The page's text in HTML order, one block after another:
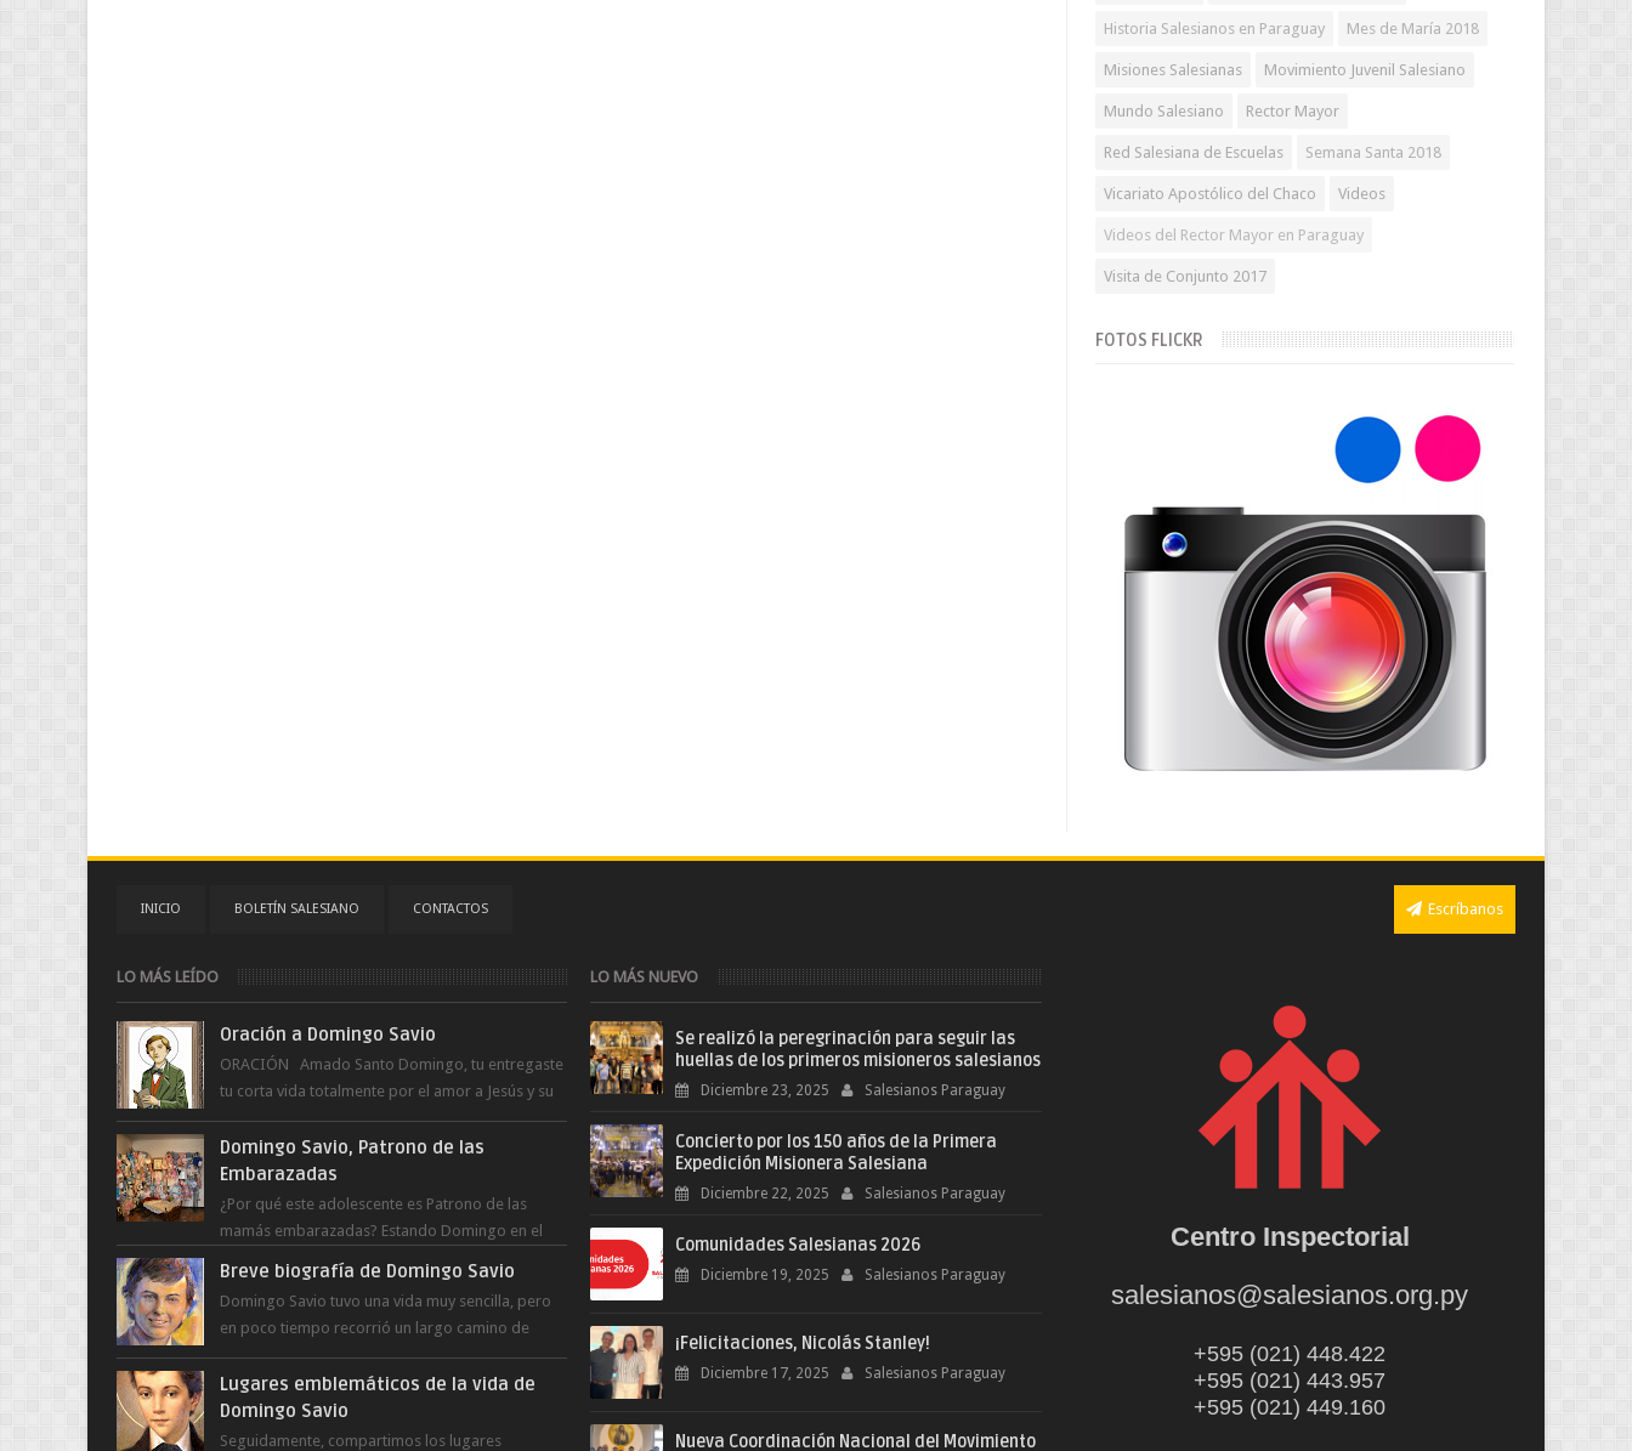
Historia Salesianos en Paraguay Mes de María 2018
Misiones Salesianas Movimiento Juvenil Salesiano
Mundo Salesiano Rector Mayor
Red Salesiana de Escuelas Semana Santa 2018
Vicariato Apostólico del Chaco Videos
Videos del Rector Mayor en Paraguay
Visita de Conjunto 2017
FOTOS FLICKR
INICIO BOLETÍN SALESIANO CONTACTOS Escríbanos
LO MÁS LEÍDO
Oración a Domingo Savio
ORACIÓN Amado Santo Domingo, tu entregaste
tu corta vida totalmente por el amor a Jesús y su
Madre. Ayuda hoy a la juventud para ...
Domingo Savio, Patrono de las
Embarazadas
¿Por qué este adolescente es Patrono de las
mamás embarazadas? Estando Domingo en el
Oratorio en Turín, un día le pide a Don Bosco...
Breve biografía de Domingo Savio
Domingo Savio tuvo una vida muy sencilla, pero
en poco tiempo recorrió un largo camino de
santidad, obra maestra del Espíritu Santo y fr...
Lugares emblemáticos de la vida de
Domingo Savio
Seguidamente, compartimos los lugares
LO MÁS NUEVO
Se realizó la peregrinación para seguir las
huellas de los primeros misioneros salesianos
Diciembre 23, 2025 Salesianos Paraguay
Concierto por los 150 años de la Primera
Expedición Misionera Salesiana
Diciembre 22, 2025 Salesianos Paraguay
Comunidades Salesianas 2026
Diciembre 19, 2025 Salesianos Paraguay
¡Felicitaciones, Nicolás Stanley!
Diciembre 17, 2025 Salesianos Paraguay
Nueva Coordinación Nacional del Movimiento
Centro Inspectorial
salesianos@salesianos.org.py
+595 (021) 448.422
+595 (021) 443.957
+595 (021) 449.160